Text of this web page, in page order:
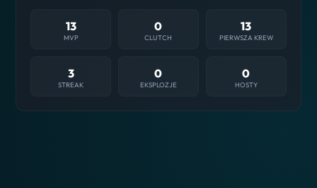
13
MVP
0
CLUTCH
13
PIERWSZA KREW
3
STREAK
0
EKSPLOZJE
0
HOSTY